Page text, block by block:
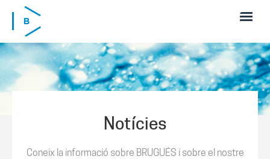
Skip to main content
Notícies
Coneix la informació sobre BRUGUÉS i sobre el nostre